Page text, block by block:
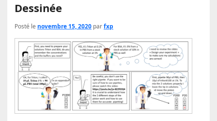
Dessinée
Posté le novembre 15, 2020 parfxp